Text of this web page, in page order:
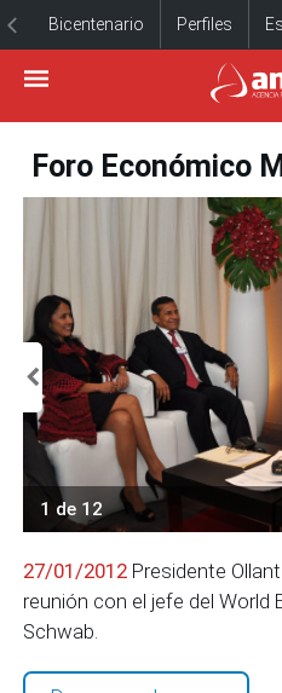
Bicentenario Perfiles
Foro Económico
1 de 12
27/01/2012 Presidente
reunión con el jefe del World
Schwab.